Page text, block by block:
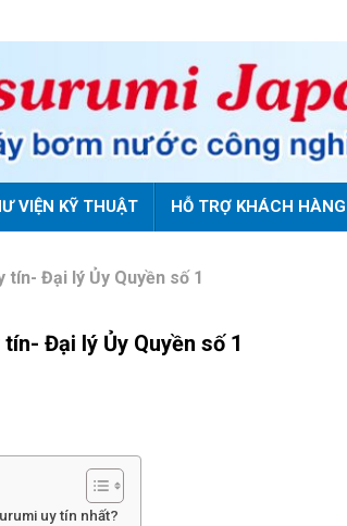
VIỆN KỸ THUẬT HỖ TRỢ KHÁCH HÀNG
Đại lý Ủy Quyền số 1
Đại lý Ủy Quyền số 1
uy tín nhất?